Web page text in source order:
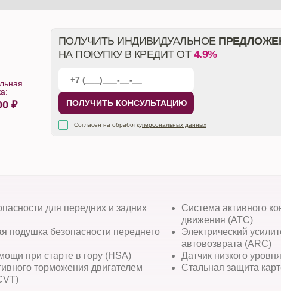
₽
ПОЛУЧИТЬ ИНДИВИДУАЛЬНОЕ
НА ПОКУПКУ В КРЕДИТ ОТ 4.9%
ПОЛУЧИТЬ КОНСУЛЬТАЦИЮ
Согласен на обработкуперсональных данных
для передних и задних
подушка безопасности переднего
при старте в гору (HSA)
торможения двигателем
Система активного
движения (ATC)
Электрический
автовозврата (ARC)
Датчик низкого
Стальная защита